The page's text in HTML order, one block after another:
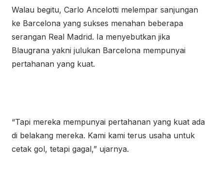
Walau begitu, Carlo Ancelotti melempar sanjungan
ke Barcelona yang sukses menahan beberapa
serangan Real Madrid. Ia menyebutkan jika
Blaugrana yakni julukan Barcelona mempunyai
pertahanan yang kuat.
“Tapi mereka mempunyai pertahanan yang kuat ada
di belakang mereka. Kami kami terus usaha untuk
cetak gol, tetapi gagal,” ujarnya.